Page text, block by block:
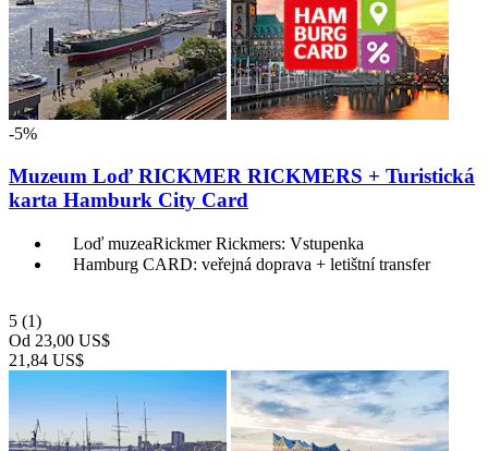
-5%
Muzeum Loď RICKMER RICKMERS + Turistická
karta Hamburk City Card
Loď muzeaRickmer Rickmers: Vstupenka
Hamburg CARD: veřejná doprava + letištní transfer
5 (1)
Od 23,00 US$
21,84 US$